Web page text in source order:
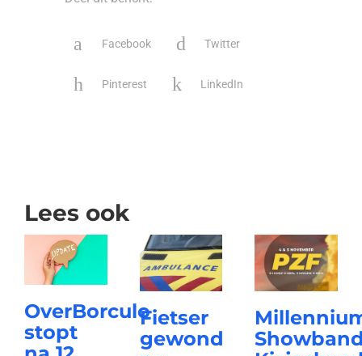
Facebook Twitter
Pinterest LinkedIn
Lees ook
OverBorculo
stopt
Fietser
gewond